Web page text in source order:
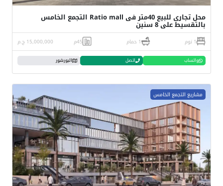
محل تجارى للبيع 40متر فى Ratio mall التجمع الخامس
بالتقسيط على 8 سنين
1 نوم 1 حمام 45م 15,000,000 ج.م
واتساب اتصل البورشور
مشاريع التجمع الخامس